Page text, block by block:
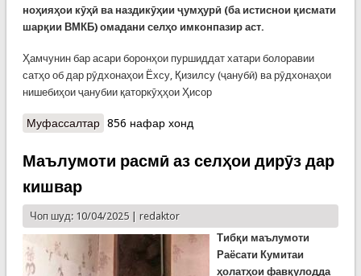
ноҳияҳои кӯҳӣ ва наздикӯҳии ҷумҳурӣ (ба истиснои қисмати
шарқии ВМКБ) омадани селҳо имконпазир аст.
Ҳамчунин бар асари боронҳои пуршиддат хатари болоравии
сатҳо об дар рӯдхонаҳои Ёхсу, Қизилсу (ҷанубӣ) ва рӯдхонаҳои
нишебиҳои ҷанубии қаторкӯҳҳои Ҳисор
Муфассалтаро КҲФ: Хатари лағзиши тарма, сел ва болоравии
мемонад
856 нафар хонд
Маълумоти расмӣ аз селҳои дирӯз дар
кишвар
Чоп шуд: 10/04/2025 | redaktor
Тибқи маълумоти
Раёсати Кумитаи
ҳолатҳои фавқулодда